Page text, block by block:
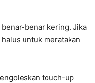
benar kering. Jika
untuk meratakan
touch-up